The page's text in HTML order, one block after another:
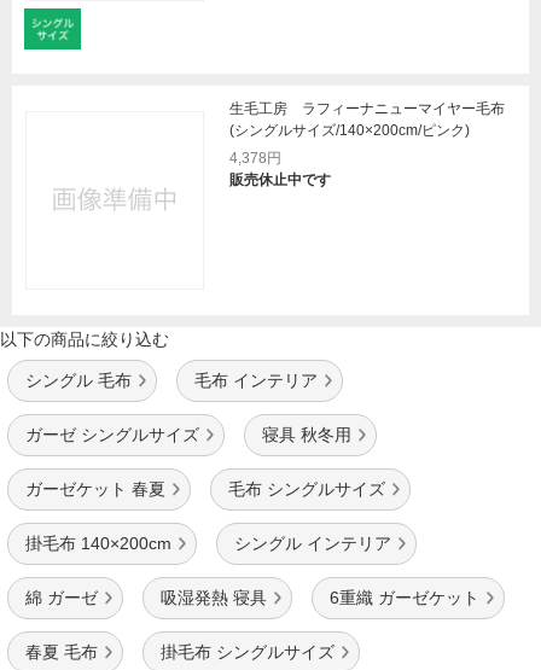
生毛工房 ラフィーナニューマイヤー毛布
(シングルサイズ/140×200cm/ピンク)
4,378円
販売休止中です
以下の商品に絞り込む
シングル 毛布 毛布 インテリア
ガーゼ シングルサイズ 寝具 秋冬用
ガーゼケット 春夏 毛布 シングルサイズ
掛毛布 140×200cm シングル インテリア
綿 ガーゼ 吸湿発熱 寝具 6重織 ガーゼケット
春夏 毛布 掛毛布 シングルサイズ